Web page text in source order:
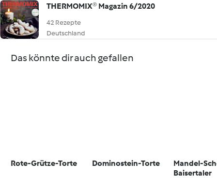
THERMOMIX® Magazin 6/2020
42 Rezepte
Deutschland
Das könnte dir auch gefallen
Rote-Grütze-Torte Dominostein-Torte
Mandel-
Baisertaler